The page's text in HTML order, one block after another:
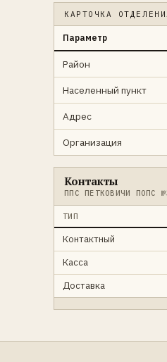
КАРТОЧКА
Параметр
Район
Населенный пункт
Адрес
Организация
Контакты
ППС ПЕТКОВИЧИ ПОПС
ТИП
Контактный
Касса
Доставка